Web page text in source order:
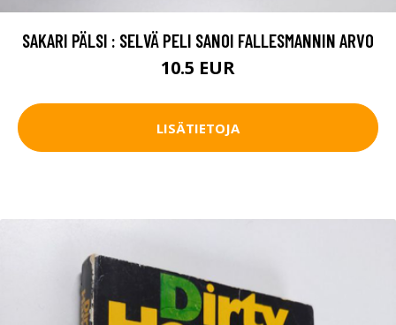
SAKARI PÄLSI : SELVÄ PELI SANOI FALLESMANNIN ARVO
10.5 EUR
LISÄTIETOJA